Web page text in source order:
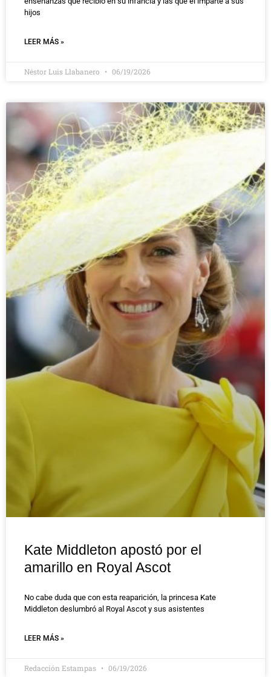
hijos
LEER MÁS »
Néstor Luis Llabanero 06/19/2026
Kate Middleton apostó por el
amarillo en Royal Ascot
No cabe duda que con esta reaparición, la princesa Kate
Middleton deslumbró al Royal Ascot y sus asistentes
LEER MÁS »
Redacción Estampas 06/19/2026